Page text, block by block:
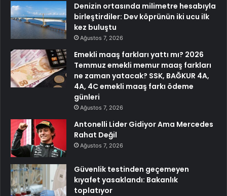
Denizin ortasında milimetre hesabıyla
birleştirdiler: Dev köprünün iki ucu ilk
kez buluştu
Ağustos 7, 2026
Emekli maaş farkları yattı mı? 2026
Temmuz emekli memur maaş farkları
ne zaman yatacak? SSK, BAĞKUR 4A,
4A, 4C emekli maaş farkı ödeme
günleri
Ağustos 7, 2026
Antonelli Lider Gidiyor Ama Mercedes
Rahat Değil
Ağustos 7, 2026
Güvenlik testinden geçemeyen
kıyafet yasaklandı: Bakanlık
toplatıyor